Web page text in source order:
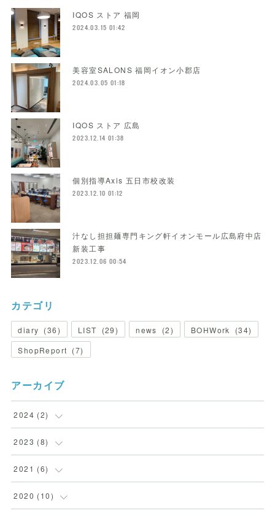
IQOS ストア 福岡
2024.03.15 01:42
美容室SALONS 福岡イオン小郡店
2024.03.05 01:18
IQOS ストア 広島
2023.12.14 01:38
個別指導Axis 五日市校改装
2023.12.10 01:12
汁なし担担麺専門キング軒イオンモール広島府中店
新装工事
2023.12.06 00:54
カテゴリ
diary (36) LIST (29) news (2) BOHWork (34)
ShopReport (7)
アーカイブ
2024 (2)
(2
2023 (8)
(5
(2)
2021 (6)
(1)
2020 (10)